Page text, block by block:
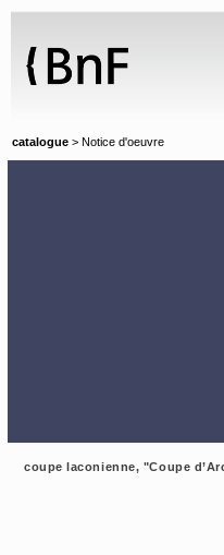
catalogue > Notice d'oeuvre
coupe laconienne, "Coupe